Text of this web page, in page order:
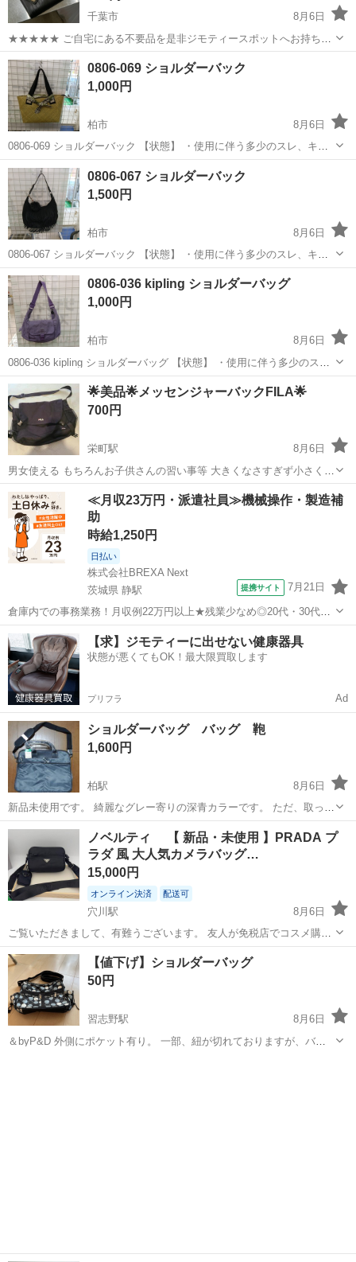
千葉市
8月6日
★★★★★ ご自宅にある不要品を是非ジモティースポットへお持ち込
みしませんか？ 家電、趣味・スポーツ・レジャー用品、こども用品、
衣料服飾品、生活雑貨、家具、本、CD・DVDなどが無料でまとめて持
ち込めます！ ※詳細はこ...
千葉 千葉市 HIROKO KOSHINO
0806-069 ショルダーバック
1,000円
柏市
8月6日
0806-069 ショルダーバック 【状態】 ・使用に伴う多少のスレ、キ
ズ、落としきれない汚れなどございます ・詳細は現地でご確認くださ
い ・お値引きは出来かねますのでご了承願います ※中古品のため、状
態に...
千葉 柏市 ショルダーバック
0806-067 ショルダーバック
1,500円
柏市
8月6日
0806-067 ショルダーバック 【状態】 ・使用に伴う多少のスレ、キ
ズ、落としきれない汚れなどございます ・詳細は現地でご確認くださ
い ・お値引きは出来かねますのでご了承願います ※中古品のため、状
態に...
千葉 柏市 ショルダーバック
0806-036 kipling ショルダーバッグ
1,000円
柏市
8月6日
0806-036 kipling ショルダーバッグ 【状態】 ・使用に伴う多少のス
レ、キズ、落としきれない汚れなどございます ・詳細は現地でご確認
ください ・お値引きは出来かねますのでご了承願います ※中古...
千葉 柏市 バッグ
🌟美品🌟メッセンジャーバックFILA🌟
700円
栄町駅
8月6日
男女使える もちろんお子供さんの習い事等 大きくなさすぎず小さくも
ないメッセンジャーバッグ 購入一年くらいで使用回数少ないです 美品
だと思います 🐬🌊🐬🌊🐬🌊🐬🌊🐬🌊 ノークレーム、ノーリターン 引
き渡し場所→東...
千葉 千葉市 栄町駅 バッグ
≪月収23万円・派遣社員≫機械操作・製造補
助
時給1,250円
日払い
株式会社BREXA Next
茨城県 静駅
提携サイト 7月21日
倉庫内での事務業務！月収例22万円以上★残業少なめ◎20代・30代・
40代の男女活躍中！空調完備で快適作業★食堂利用可◎マイカー通勤
OK◎無料駐車場完備！《茨城県常陸大宮市》 人気の工場のお仕事 ◇
電子部品製造倉庫内の事務...
茨城 常陸大宮市
【求】ジモティーに出せない健康器具
状態が悪くてもOK！最大限買取します
プリフラ Ad
ショルダーバッグ バッグ 鞄
1,600円
柏駅
8月6日
新品未使用です。 綺麗なグレー寄りの深青カラーです。 ただ、取っ手
が折れて癖がついてしまっています。 ご了承の上、お願いいたしま
す。 横の長さ 40cm 縦の長さ 30cm 幅 9cm 調整可能なストラ
ップ付きです。
千葉 柏市 バッグ 取っ手
ノベルティ 【 新品・未使用 】PRADA プ
ラダ 風 大人気カメラバッグ…
15,000円
オンライン決済 配送可
穴川駅
8月6日
ご覧いただきまして、有難うございます。 友人が免税店でコスメ購入
時に頂いたノベルティ品を いただきましたが出番がなさそうなのでど
なたか使って いただける方にお譲りいたします。 ナイロン素材のブラ
ックショルダーバッグ、チェ...
千葉 千葉市 穴川駅 バッグ
【値下げ】ショルダーバッグ
50円
習志野駅
8月6日
＆byP&D 外側にポケット有り。 一部、紐が切れておりますが、バッ